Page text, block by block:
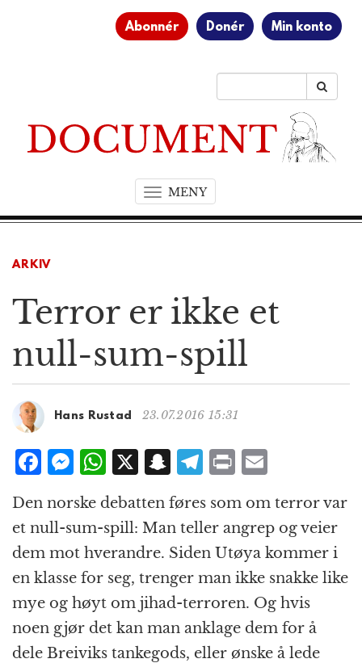
Abonnér Donér Min konto
MENYT
o
n
a
i
t
n
ARKIV
Terror er ikke et
null-sum-spill
Hans Rustad 23.07.2016 15:31
F
c
e
b
o
o
k
M
e
ss
e
n
g
e
r
W
h
at
s
A
p
p
X S
n
a
p
c
h
at
T
e
g
r
a
m
P
n
t
ai
l
Den norske debatten føres som om terror var
et null-sum-spill: Man teller angrep og veier
dem mot hverandre. Siden Utøya kommer i
en klasse for seg, trenger man ikke snakke like
mye og høyt om jihad-terroren. Og hvis
noen gjør det kan man anklage dem for å
dele Breiviks tankegods, eller ønske å lede